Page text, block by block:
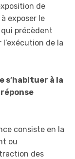
de
exposer le
précèdent
l’exécution de la
s’habituer à la
consiste en la
ou
des